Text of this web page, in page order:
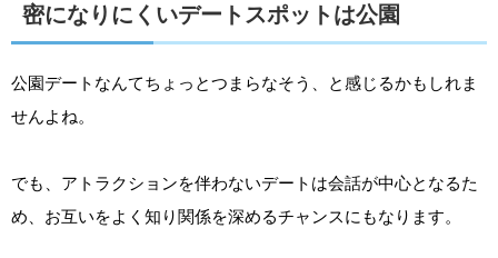
密になりにくいデートスポットは公園
公園デートなんてちょっとつまらなそう、と感じるかもしれま
せんよね。
でも、アトラクションを伴わないデートは会話が中心となるた
め、お互いをよく知り関係を深めるチャンスにもなります。